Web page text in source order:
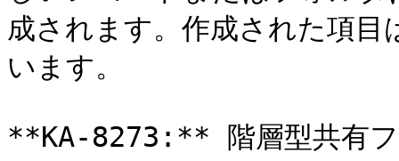
成されます。作成された項
います。
**KA-8273:** 階層型共有フ